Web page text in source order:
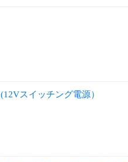
スイッチング電源）